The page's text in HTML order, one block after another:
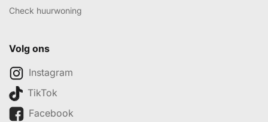
Check huurwoning
Volg ons
Instagram
TikTok
Facebook